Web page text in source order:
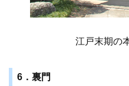
江戸末期の
6．裏門